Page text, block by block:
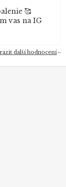
🥰
vas na IG
další hodnocení